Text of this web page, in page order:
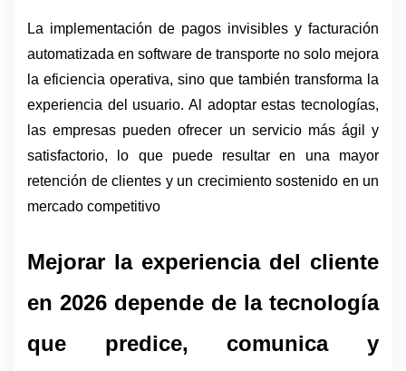
La implementación de pagos invisibles y facturación
automatizada en software de transporte no solo mejora
la eficiencia operativa, sino que también transforma la
experiencia del usuario. Al adoptar estas tecnologías,
las empresas pueden ofrecer un servicio más ágil y
satisfactorio, lo que puede resultar en una mayor
retención de clientes y un crecimiento sostenido en un
mercado competitivo
Mejorar la experiencia del cliente
en 2026 depende de la tecnología
que predice, comunica y